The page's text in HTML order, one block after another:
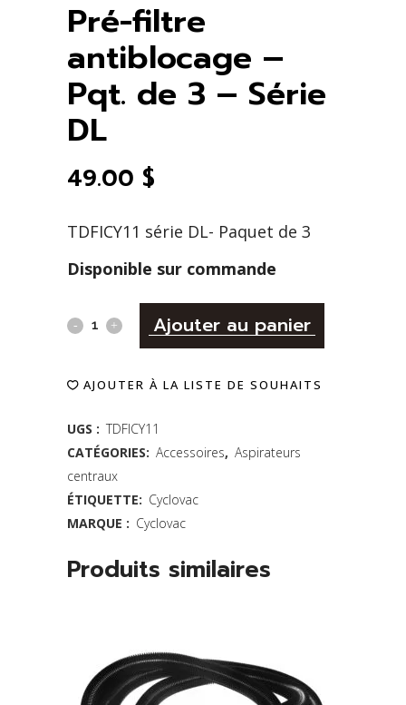
Pré-filtre
antiblocage –
Pqt. de 3 – Série
DL
49.00 $
TDFICY11 série DL- Paquet de 3
Disponible sur commande
Pré-
antiblocage
-
Pqt.
de
3
-
quantity
Ajouter au panier
AJOUTER À LA LISTE DE SOUHAITS
UGS : TDFICY11
CATÉGORIES: Accessoires, Aspirateurs
centraux
ÉTIQUETTE: Cyclovac
MARQUE : Cyclovac
Produits similaires